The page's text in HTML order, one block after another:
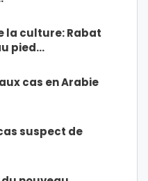
la culture: Rabat
pied…
cas en Arabie
suspect de